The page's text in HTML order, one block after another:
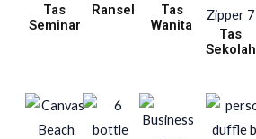
Tas
Seminar
Ransel
Tas
Wanita
Tas
Sekolah